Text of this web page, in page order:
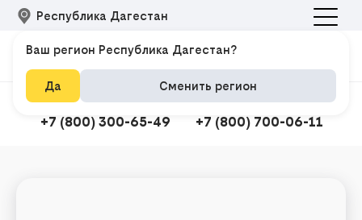
Республика Дагестан
Подключить интернет
+7 (800) 300-65-49
Техподдержка
+7 (800) 700-06-11
Ваш регион Республика Дагестан?
Да Сменить регион